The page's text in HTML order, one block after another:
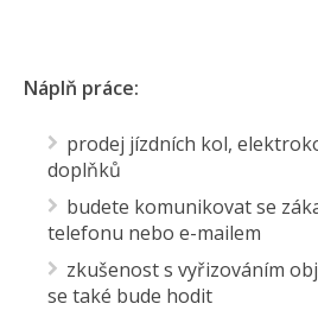
Náplň práce:
prodej jízdních kol,
doplňků
budete komunikovat se
telefonu nebo e-mailem
zkušenost s vyřizováním
se také bude hodit